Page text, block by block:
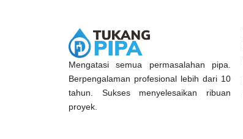
Mengatasi semua permasalahan pipa.
Berpengalaman profesional lebih dari 10
tahun. Sukses menyelesaikan ribuan
proyek.